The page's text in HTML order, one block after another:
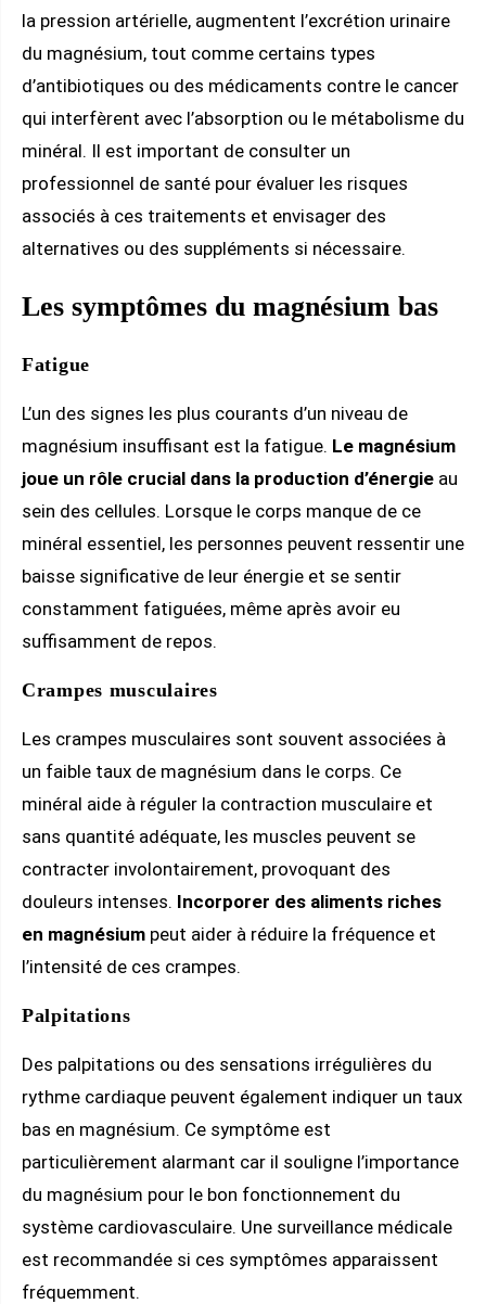
la pression artérielle, augmentent l’excrétion urinaire
du magnésium, tout comme certains types
d’antibiotiques ou des médicaments contre le cancer
qui interfèrent avec l’absorption ou le métabolisme du
minéral. Il est important de consulter un
professionnel de santé pour évaluer les risques
associés à ces traitements et envisager des
alternatives ou des suppléments si nécessaire.
Les symptômes du magnésium bas
Fatigue
L’un des signes les plus courants d’un niveau de
magnésium insuffisant est la fatigue. Le magnésium
joue un rôle crucial dans la production d’énergie au
sein des cellules. Lorsque le corps manque de ce
minéral essentiel, les personnes peuvent ressentir une
baisse significative de leur énergie et se sentir
constamment fatiguées, même après avoir eu
suffisamment de repos.
Crampes musculaires
Les crampes musculaires sont souvent associées à
un faible taux de magnésium dans le corps. Ce
minéral aide à réguler la contraction musculaire et
sans quantité adéquate, les muscles peuvent se
contracter involontairement, provoquant des
douleurs intenses. Incorporer des aliments riches
en magnésium peut aider à réduire la fréquence et
l’intensité de ces crampes.
Palpitations
Des palpitations ou des sensations irrégulières du
rythme cardiaque peuvent également indiquer un taux
bas en magnésium. Ce symptôme est
particulièrement alarmant car il souligne l’importance
du magnésium pour le bon fonctionnement du
système cardiovasculaire. Une surveillance médicale
est recommandée si ces symptômes apparaissent
fréquemment.